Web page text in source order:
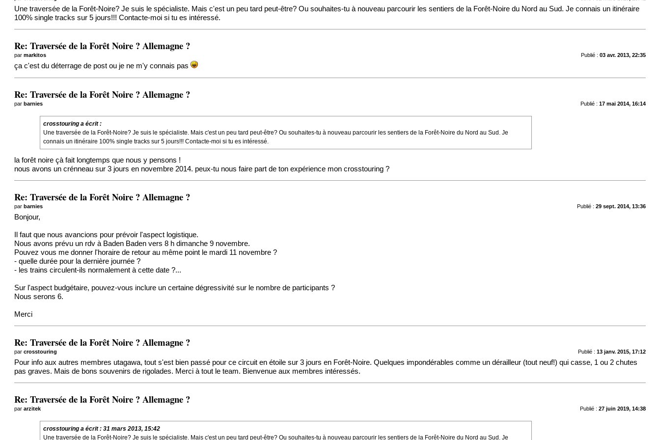
Une traversée de la Forêt-Noire? Je suis le spécialiste. Mais c'est un peu tard peut-être? Ou souhaites-tu à nouveau parcourir les sentiers de la Forêt-Noire du Nord au Sud. Je connais un itinéraire
100% single tracks sur 5 jours!!! Contacte-moi si tu es intéressé.
Re: Traversée de la Forêt Noire ? Allemagne ?
Publié : 03 avr. 2013, 22:35
parmarkitos
ça c'est du déterrage de post ou je ne m'y connais pas
Re: Traversée de la Forêt Noire ? Allemagne ?
Publié : 17 mai 2014, 16:14
parbarnies
crosstouring a écrit :
Une traversée de la Forêt-Noire? Je suis le spécialiste. Mais c'est un peu tard peut-être? Ou souhaites-tu à nouveau parcourir les sentiers de la Forêt-Noire du Nord au Sud. Je
connais un itinéraire 100% single tracks sur 5 jours!!! Contacte-moi si tu es intéressé.
la forêt noire çà fait longtemps que nous y pensons !
nous avons un crénneau sur 3 jours en novembre 2014. peux-tu nous faire part de ton expérience mon crosstouring ?
Re: Traversée de la Forêt Noire ? Allemagne ?
Publié : 29 sept. 2014, 13:36
parbarnies
Bonjour,
Il faut que nous avancions pour prévoir l'aspect logistique.
Nous avons prévu un rdv à Baden Baden vers 8 h dimanche 9 novembre.
Pouvez vous me donner l'horaire de retour au même point le mardi 11 novembre ?
- quelle durée pour la dernière journée ?
- les trains circulent-ils normalement à cette date ?...
Sur l'aspect budgétaire, pouvez-vous inclure un certaine dégressivité sur le nombre de participants ?
Nous serons 6.
Merci
Re: Traversée de la Forêt Noire ? Allemagne ?
Publié : 13 janv. 2015, 17:12
parcrosstouring
Pour info aux autres membres utagawa, tout s'est bien passé pour ce circuit en étoile sur 3 jours en Forêt-Noire. Quelques impondérables comme un dérailleur (tout neuf!) qui casse, 1 ou 2 chutes
pas graves. Mais de bons souvenirs de rigolades. Merci à tout le team. Bienvenue aux membres intéressés.
Re: Traversée de la Forêt Noire ? Allemagne ?
Publié : 27 juin 2019, 14:38
pararzitek
crosstouringa écrit : 31 mars 2013, 15:42
Une traversée de la Forêt-Noire? Je suis le spécialiste. Mais c'est un peu tard peut-être? Ou souhaites-tu à nouveau parcourir les sentiers de la Forêt-Noire du Nord au Sud. Je